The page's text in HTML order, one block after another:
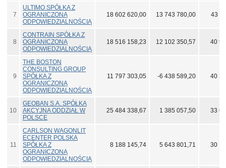
7
ULTIMO SPÓŁKA Z
OGRANICZONĄ
ODPOWIEDZIALNOŚCIĄ
18 602 620,00 13 743 780,00 43
8
CONTRAIN SPÓŁKA Z
OGRANICZONĄ
ODPOWIEDZIALNOŚCIĄ
18 516 158,23 12 102 350,57 40
9
THE BOSTON
CONSULTING GROUP
SPÓŁKA Z
OGRANICZONĄ
ODPOWIEDZIALNOŚCIĄ
11 797 303,05 -6 438 589,20 40
10
GEOBAN S.A. SPÓŁKA
AKCYJNA ODDZIAŁ W
POLSCE
25 484 338,67 1 385 057,50 33
11
CARLSON WAGONLIT
ECENTER POLSKA
SPÓŁKA Z
OGRANICZONĄ
ODPOWIEDZIALNOŚCIĄ
8 188 145,74 5 643 801,71 30